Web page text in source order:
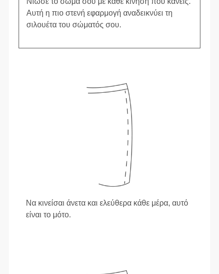
Αυτή η πιο στενή εφαρμογή αναδεικνύει τη
σιλουέτα του σώματός σου.
Να κινείσαι άνετα και ελεύθερα κάθε μέρα, αυτό
είναι το μότο.